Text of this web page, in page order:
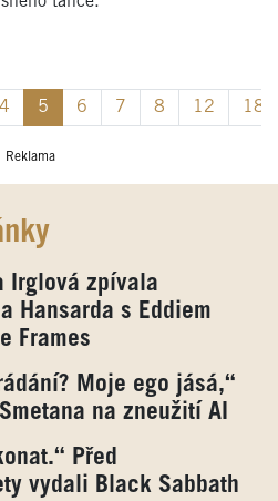
4 5 6 7 8 12 18
Reklama
Irglová zpívala
Hansarda s Eddiem
Frames
Moje ego jásá,“
na zneužití AI
Před
vydali Black Sabbath